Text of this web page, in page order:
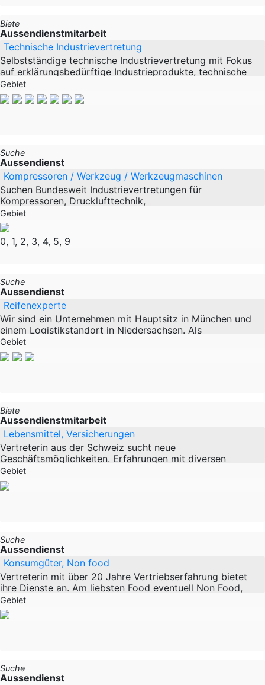
Biete
Aussendienstmitarbeit
Technische Industrievertretung
Selbstständige technische Industrievertretung mit Fokus
auf erklärungsbedürftige Industrieprodukte, technische
Komponenten und Fertigungslösungen.
Tätigkeitsschwerpunkte sind
Gebiet
Suche
Aussendienst
Kompressoren / Werkzeug / Werkzeugmaschinen
Suchen Bundesweit Industrievertretungen für
Kompressoren, Drucklufttechnik,
Werkzeug,Werkstattausstattung, Landtechnik. Sehr gute
Produkte mit guten
Gebiet
0, 1, 2, 3, 4, 5, 9
Suche
Aussendienst
Reifenexperte
Wir sind ein Unternehmen mit Hauptsitz in München und
einem Logistikstandort in Niedersachsen. Als
Handelsunternehmen für EM, AS und OTR Reifen und
Karkassen, sind wir in der Lage unseren Kunden eine
Gebiet
Biete
Aussendienstmitarbeit
Lebensmittel, Versicherungen
Vertreterin aus der Schweiz sucht neue
Geschäftsmöglichkeiten. Erfahrungen mit diversen
Produkten und Dienstleistungen. Versicherungen (
Krankenkassen ) Lebensmittel und Gesundheitsprodukte.
Bin
Gebiet
Suche
Aussendienst
Konsumgüter, Non food
Vertreterin mit über 20 Jahre Vertriebserfahrung bietet
ihre Dienste an. Am liebsten Food eventuell Non Food,
aber auch sonstige Dienstleistungen erwünscht. Freue
mich auf Ihre Angebote.
Gebiet
Suche
Aussendienst